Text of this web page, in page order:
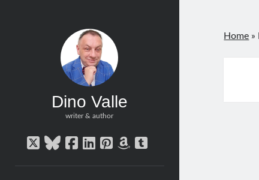
Dino Valle
writer & author
twitterbluesky
facebook
linkedin
pinterest
amazon
tumblr
Home »